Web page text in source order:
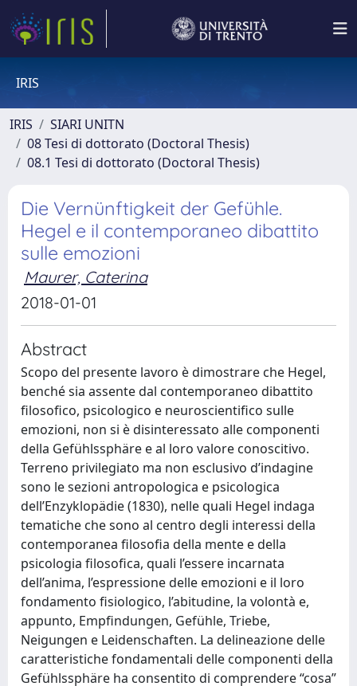
IRIS
IRIS
SIARI UNITN
08 Tesi di dottorato (Doctoral Thesis)
08.1 Tesi di dottorato (Doctoral Thesis)
Die Vernünftigkeit der Gefühle.
Hegel e il contemporaneo dibattito
sulle emozioni
Maurer, Caterina
2018-01-01
Abstract
Scopo del presente lavoro è dimostrare che Hegel,
benché sia assente dal contemporaneo dibattito
filosofico, psicologico e neuroscientifico sulle
emozioni, non si è disinteressato alle componenti
della Gefühlssphäre e al loro valore conoscitivo.
Terreno privilegiato ma non esclusivo d’indagine
sono le sezioni antropologica e psicologica
dell’Enzyklopädie (1830), nelle quali Hegel indaga
tematiche che sono al centro degli interessi della
contemporanea filosofia della mente e della
psicologia filosofica, quali l’essere incarnata
dell’anima, l’espressione delle emozioni e il loro
fondamento fisiologico, l’abitudine, la volontà e,
appunto, Empfindungen, Gefühle, Triebe,
Neigungen e Leidenschaften. La delineazione delle
caratteristiche fondamentali delle componenti della
Gefühlssphäre ha consentito di comprendere “cosa”